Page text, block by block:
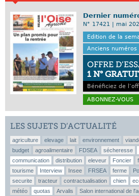
Dernier
N° 17421 | mai
Edition de la
Anciens numéros
OFFRE
1 N°
Bénéficiez de
ABONNEZ-VOUS
LES SUJETS D’ACTUALITÉ
agriculture elevage lait environnement
budget
agroalimentaire FDSEA sécheresse
communication
distribution eleveur Foncier
tourisme
Interview Insee FRSEA ferme
securite
tracteur contractualisation chien
météo
quotas Arvalis Salon international de